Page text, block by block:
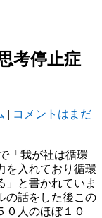
考停止症
| コメントはまだ
「我が社は循環
を入れており循環
」と書かれていま
の話をした後この
０人のほぼ１０